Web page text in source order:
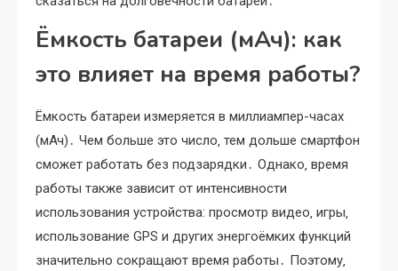
Ёмкость батареи (мАч): как
это влияет на время работы?
Ёмкость батареи измеряется в миллиампер-часах
(мАч)․ Чем больше это число‚ тем дольше смартфон
сможет работать без подзарядки․ Однако‚ время
работы также зависит от интенсивности
использования устройства: просмотр видео‚ игры‚
использование GPS и других энергоёмких функций
значительно сокращают время работы․ Поэтому‚